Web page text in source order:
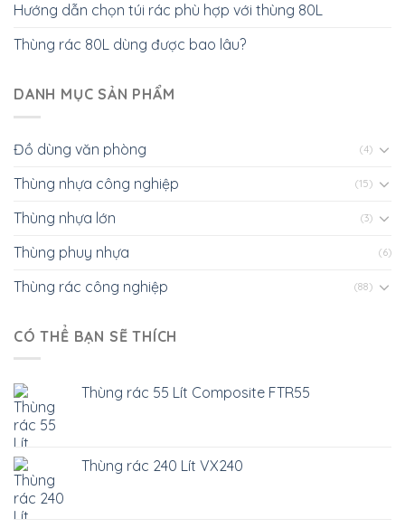
Hướng dẫn chọn túi rác phù hợp với thùng 80L
Thùng rác 80L dùng được bao lâu?
DANH MỤC SẢN PHẨM
Đồ dùng văn phòng (4)
Thùng nhựa công nghiệp (15)
Thùng nhựa lớn (3)
Thùng phuy nhựa (6)
Thùng rác công nghiệp (88)
CÓ THỂ BẠN SẼ THÍCH
Thùng rác 55 Lít Composite FTR55
Thùng rác 240 Lít VX240